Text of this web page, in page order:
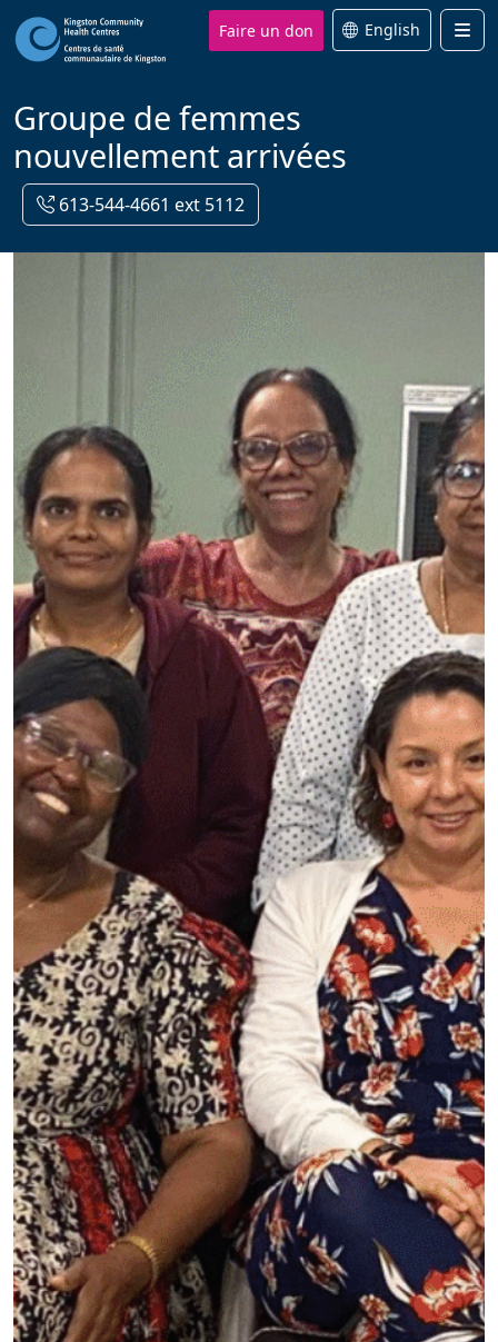
Faire un don English
Groupe de femmes
nouvellement arrivées
613-544-4661 ext 5112